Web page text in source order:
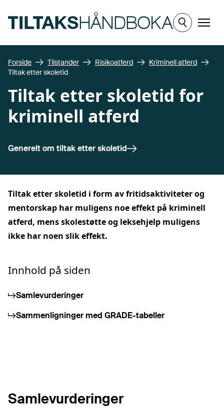
Meny
Forside Tilstander Risikoatferd
Kriminell atferd
Tiltak etter skoletid
Tiltak etter skoletid for
kriminell atferd
Generelt om tiltak etter skoletid
Tiltak etter skoletid i form av fritidsaktiviteter og
mentorskap har muligens noe effekt på kriminell
atferd, mens skolestøtte og leksehjelp muligens
ikke har noen slik effekt.
Innhold på siden
Samlevurderinger
Sammenligninger med GRADE-tabeller
Samlevurderinger